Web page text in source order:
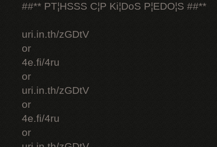
##** PT¦HSSS C¦P Ki¦DoS P¦EDO¦S ##**
uri.in.th/zGDtV
or
4e.fi/4ru
or
uri.in.th/zGDtV
or
4e.fi/4ru
or